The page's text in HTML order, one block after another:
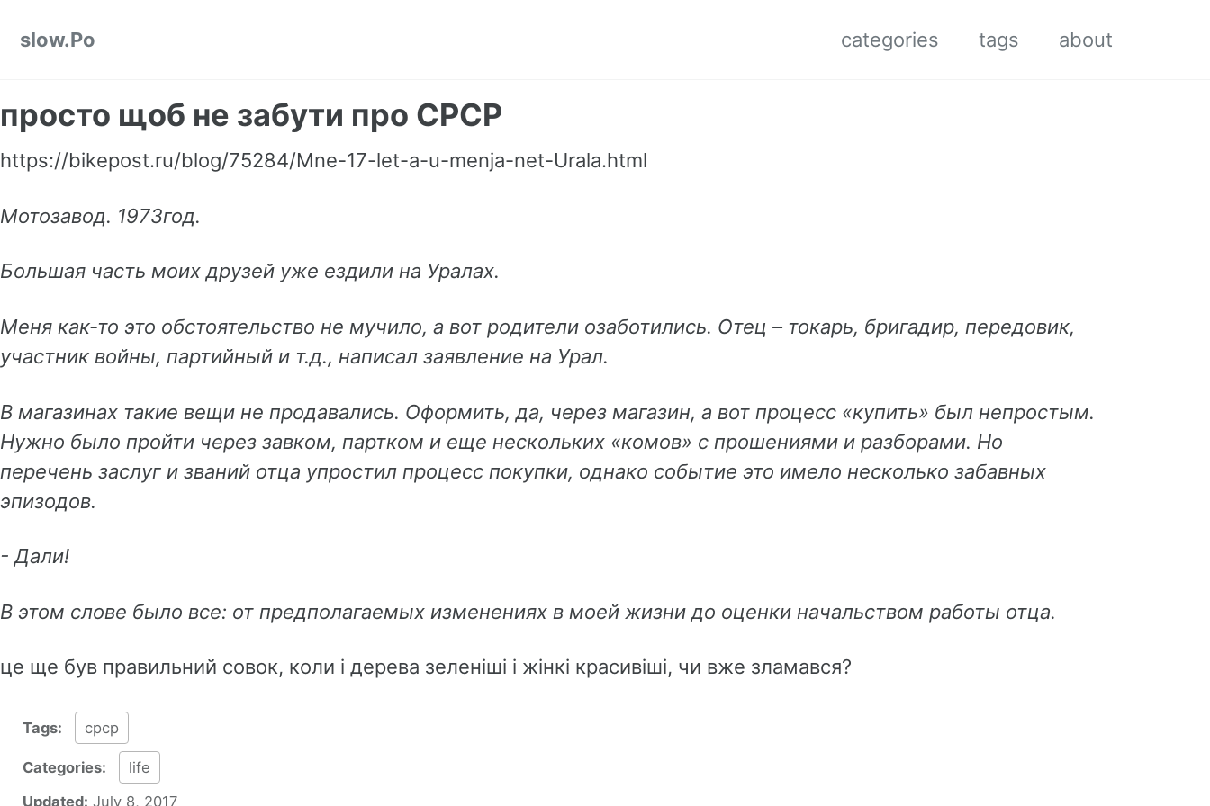
slow.Po
categories tags about
просто щоб не забути про СРСР
https://bikepost.ru/blog/75284/Mne-17-let-a-u-menja-net-Urala.html
Мотозавод. 1973год.
Большая часть моих друзей уже ездили на Уралах.
Меня как-то это обстоятельство не мучило, а вот родители озаботились. Отец – токарь, бригадир, передовик,
участник войны, партийный и т.д., написал заявление на Урал.
В магазинах такие вещи не продавались. Оформить, да, через магазин, а вот процесс «купить» был непростым.
Нужно было пройти через завком, партком и еще нескольких «комов» с прошениями и разборами. Но
перечень заслуг и званий отца упростил процесс покупки, однако событие это имело несколько забавных
эпизодов.
- Дали!
В этом слове было все: от предполагаемых изменениях в моей жизни до оценки начальством работы отца.
це ще був правильний совок, коли і дерева зеленіші і жінкі красивіші, чи вже зламався?
Tags: срср
Categories:
life
Updated: July 8, 2017